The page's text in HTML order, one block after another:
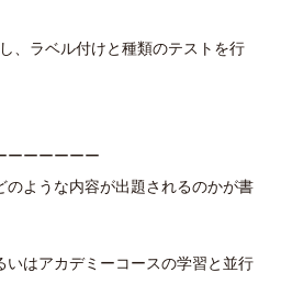
、ラベル付けと種類のテストを行
ーーーーーー
のような内容が出題されるのかが書
いはアカデミーコースの学習と並行